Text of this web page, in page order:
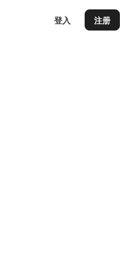
登入 注册